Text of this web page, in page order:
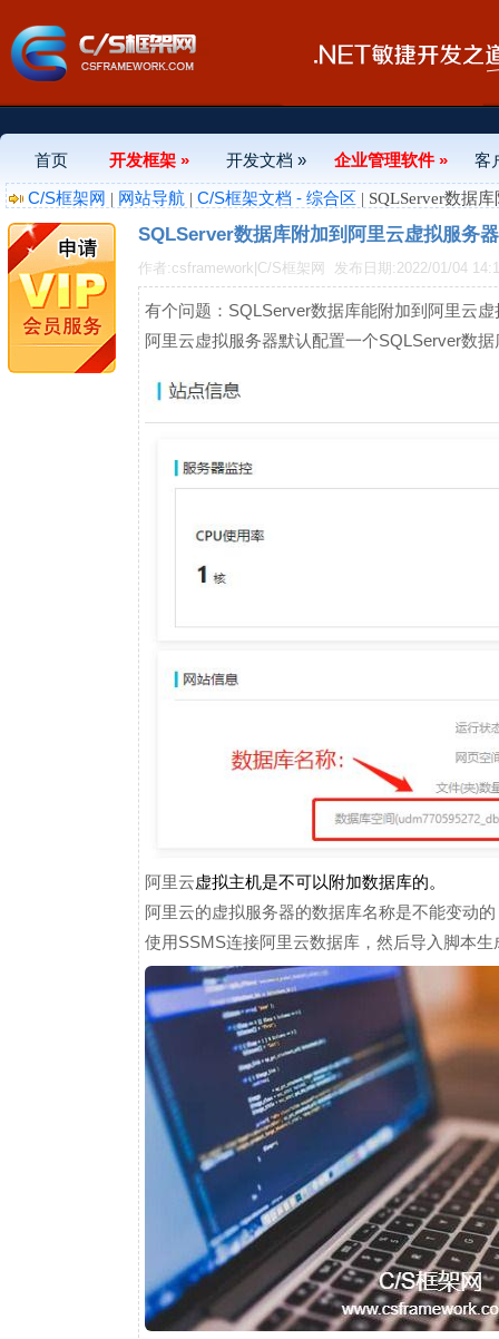
首页 开发框架 » 开发文档 » 企业管理软件 »
客
C/S框架网 | 网站导航 | C/S框架文档 - 综合区 | SQLServer数据
SQLServer数据库附加到阿里云虚拟服务
作者:csframework|C/S框架网 发布日期:2022/01/04
有个问题：SQLServer数据库能附加到阿里云
阿里云虚拟服务器默认配置一个SQLServer数
阿里云虚拟主机是不可以附加数据库的。
阿里云的虚拟服务器的数据库名称是不能变动
使用SSMS连接阿里云数据库，然后导入脚本